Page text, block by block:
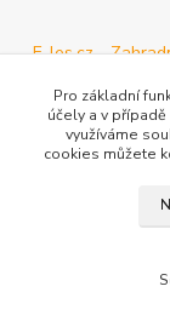
E-les.cz -
smlouvy
Pro základní
účely a v
využíváme
cookies můžete